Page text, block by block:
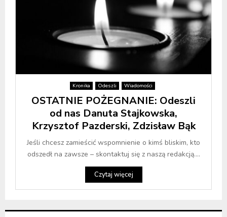
Kronika Odeszli Wiadomości
OSTATNIE POŻEGNANIE: Odeszli
od nas Danuta Stajkowska,
Krzysztof Pazderski, Zdzisław Bąk
Jeśli chcesz zamieścić wspomnienie o kimś bliskim, kto
odszedł na zawsze – skontaktuj się z naszą redakcją....
Czytaj więcej